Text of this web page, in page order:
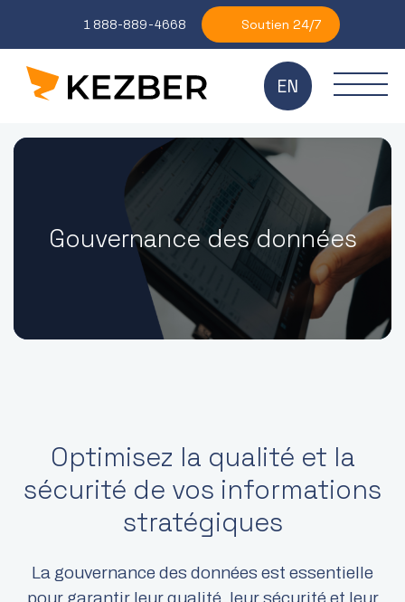
1 888-889-4668 Soutien 24/7
EN
Gouvernance des données
Optimisez la qualité et la
sécurité de vos informations
stratégiques​
La gouvernance des données est essentielle
pour garantir leur qualité, leur sécurité et leur